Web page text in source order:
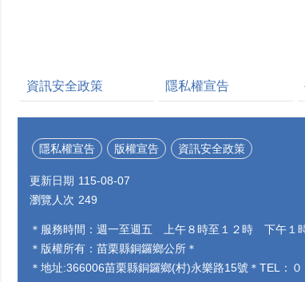
資訊安全政策 隱私權宣告
隱私權宣告 版權宣告 資訊安全政策
更新日期 115-08-07
瀏覽人次 249
＊服務時間：週一至週五 上午８時至１２時 下午１
＊版權所有：苗栗縣銅鑼鄉公所＊
＊地址:366006苗栗縣銅鑼鄉(村)永樂路15號＊TEL：